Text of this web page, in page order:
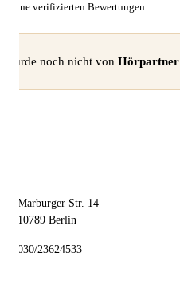
keine verifizierten Bewertungen
wurde noch nicht von Hörpartner
Marburger Str. 14
10789 Berlin
030/23624533